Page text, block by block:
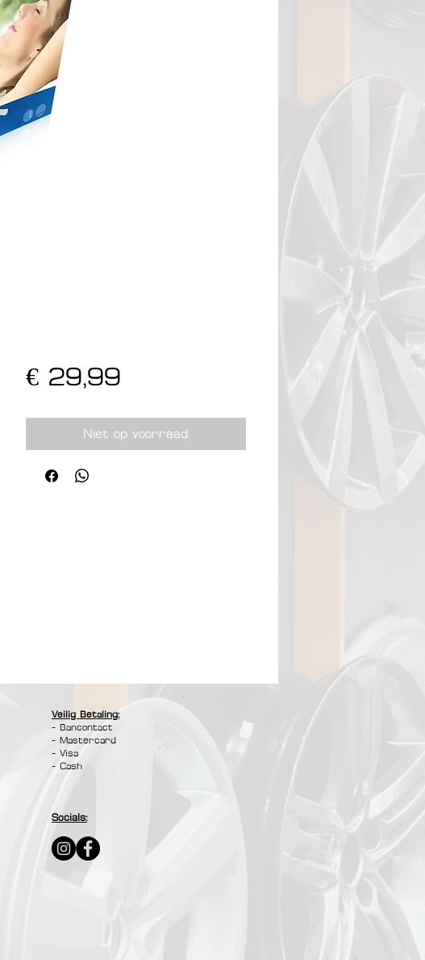
€ 29,99Prijs
Niet op voorraad
Veilig Betaling:
- Bancontact
- Mastercard
- Visa
- Cash
Socials: